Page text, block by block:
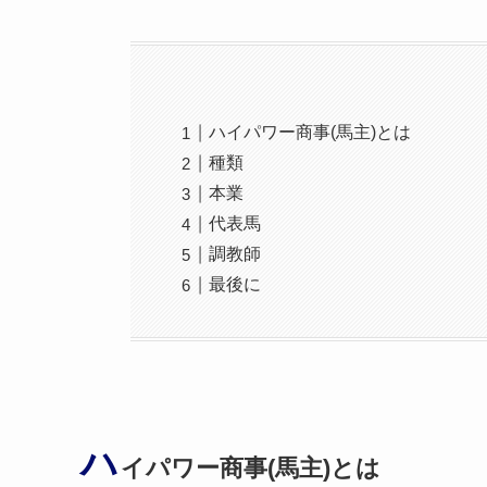
ハイパワー商事(馬主)とは
種類
本業
代表馬
調教師
最後に
ハイパワー商事(馬主)とは